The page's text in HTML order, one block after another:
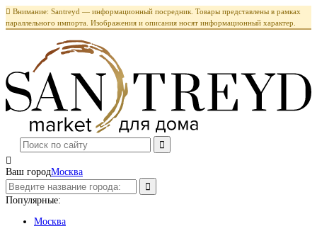
 Внимание: Santreyd — информационный посредник. Товары представлены в рамках
параллельного импорта. Изображения и описания носят информационный характер.

Ваш городМосква
Популярные:
Москва